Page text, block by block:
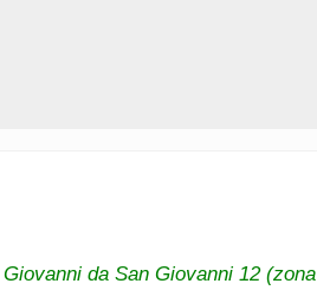
Giovanni da San Giovanni 12 (zona